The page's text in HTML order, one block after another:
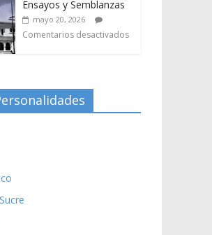
Ensayos y Semblanzas
mayo 20, 2026
Comentarios desactivados